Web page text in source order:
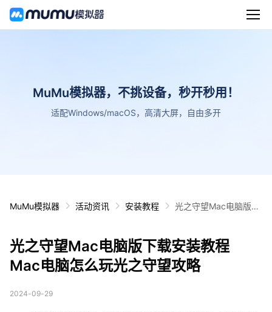
MuMu模拟器，不挑设备，秒开秒用！
适配Windows/macOS，高清大屏，自由多开
MuMu模拟器 活动资讯 安装教程
光之守望Mac电脑版下
光之守望Mac电脑版下载安装教程
Mac电脑怎么玩光之守望攻略
2024-09-29